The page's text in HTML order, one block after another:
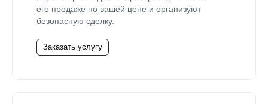
его продаже по вашей цене и организуют
безопасную сделку.
Заказать услугу